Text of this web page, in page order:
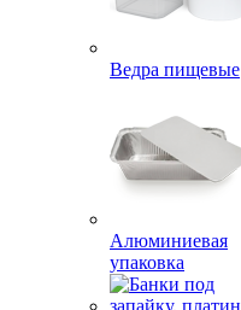
Ведра пищевые
Алюминиевая
упаковка